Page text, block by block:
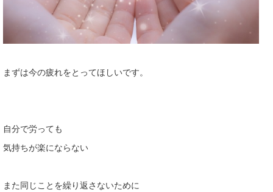
まずは今の疲れをとってほしいです。
自分で労っても
気持ちが楽にならない
また同じことを繰り返さないために